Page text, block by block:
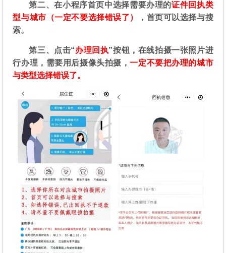
第二、在小程序首页中选择需要办理的证件回执类
型与城市（一定不要选择错误了）
，首页可以选择与搜
索。
第三、点击“办理回执”按钮，在线拍摄一张照片进
行办理，需要用后摄像头拍摄，一定不要把办理的城市
与类型选择错误了。